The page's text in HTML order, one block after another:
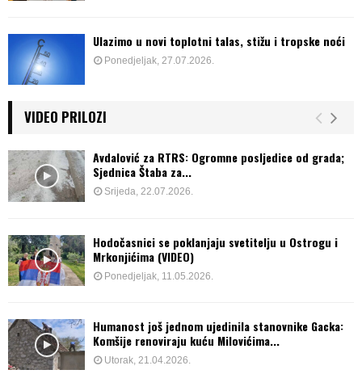
Ulazimo u novi toplotni talas, stižu i tropske noći
Ponedjeljak, 27.07.2026.
VIDEO PRILOZI
Avdalović za RTRS: Ogromne posljedice od grada;
Sjednica Štaba za...
Srijeda, 22.07.2026.
Hodočasnici se poklanjaju svetitelju u Ostrogu i
Mrkonjićima (VIDEO)
Ponedjeljak, 11.05.2026.
Humanost još jednom ujedinila stanovnike Gacka:
Komšije renoviraju kuću Milovićima...
Utorak, 21.04.2026.